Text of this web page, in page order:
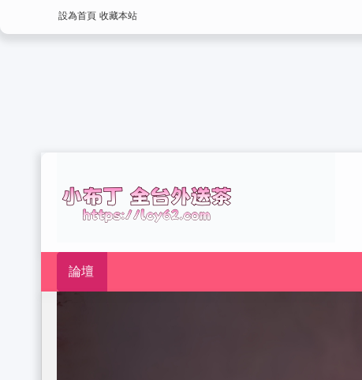
設為首頁 收藏本站
論壇